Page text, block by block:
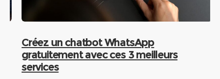
Créez un chatbot WhatsApp
gratuitement avec ces 3 meilleurs
services